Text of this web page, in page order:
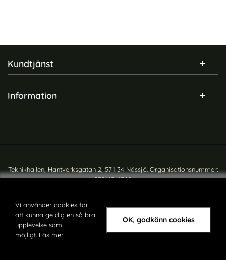
Vi använder cookies för
att kunna ge dig en så bra
upplevelse som
möjligt. Läs mer
OK, godkänn cookies
Sidfot Blandad info och länkar
Kundtjänst
Information
Teknikhallen, Hantverksgatan 2, 571 34 Nässjö. Organisationsnummer:
559165-6540